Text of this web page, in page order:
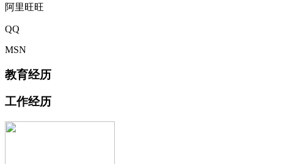
阿里旺旺
QQ
MSN
教育经历
工作经历